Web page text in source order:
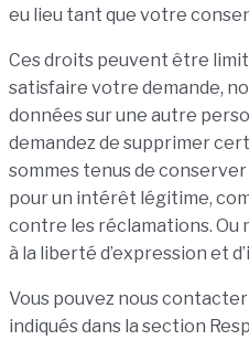
eu lieu tant que votre
Ces droits peuvent être
satisfaire votre demande,
données sur une autre
demandez de supprimer
sommes tenus de
pour un intérêt légitime,
contre les réclamations. Ou
à la liberté d’expression et
Vous pouvez nous contacter
indiqués dans la section